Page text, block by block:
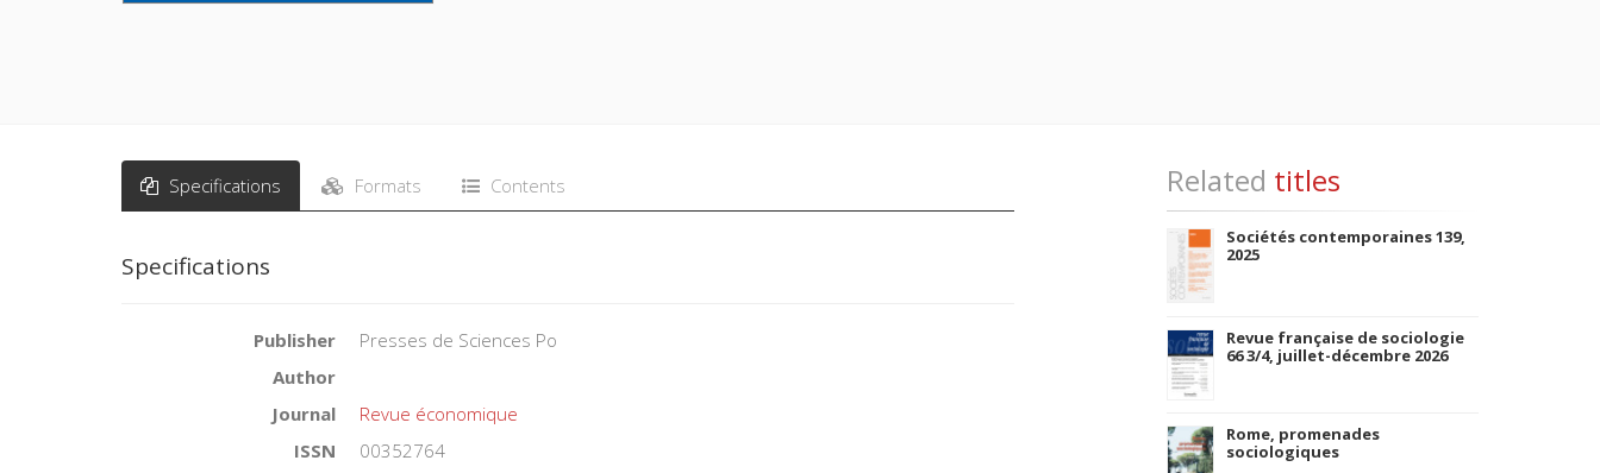
Specifications Formats Contents
Specifications
Publisher
Presses de Sciences Po
Author
Journal
Revue économique
ISSN
00352764
Related titles
Sociétés contemporaines 139,
2025
Revue française de sociologie
66 3/4, juillet-décembre 2026
Rome, promenades
sociologiques